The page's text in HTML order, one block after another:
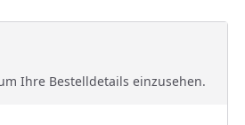
Ihre Bestelldetails einzusehen.